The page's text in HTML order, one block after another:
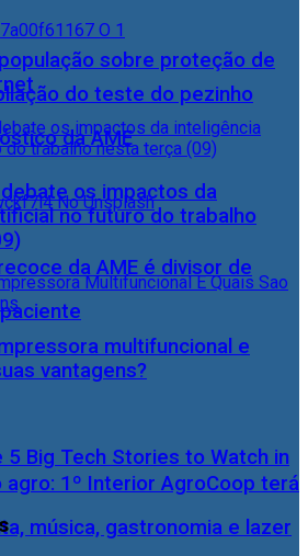
do teste do pezinho
da AME
da AME é divisor de
agro: 1º Interior AgroCoop terá
música, gastronomia e lazer
sobre proteção de
os impactos da
no futuro do trabalho
multifuncional e
vantagens?
5 Big Tech Stories to Watch in